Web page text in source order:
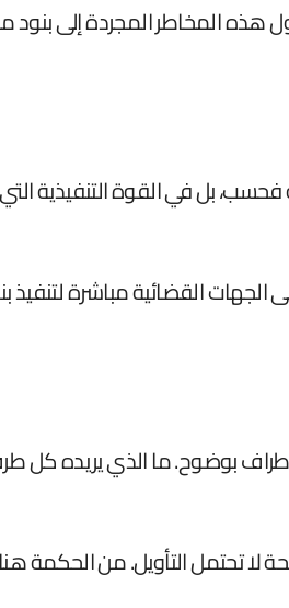
هذه المخاطر المجردة إلى
بل في القوة التنفيذية
الجهات القضائية مباشرة
بوضوح. ما الذي يريده كل
لا تحتمل التأويل. من